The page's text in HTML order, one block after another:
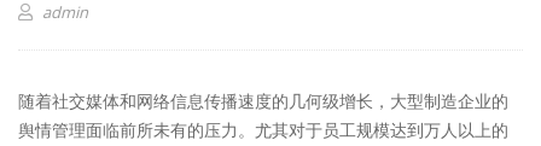
admin
随着社交媒体和网络信息传播速度的几何级增长，大型制造企业的
舆情管理面临前所未有的压力。尤其对于员工规模达到万人以上的